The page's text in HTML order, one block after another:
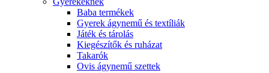
Baba termékek
Gyerek ágynemű és textíliák
Játék és tárolás
Kiegészítők és ruházat
Takarók
Ovis ágynemű szettek